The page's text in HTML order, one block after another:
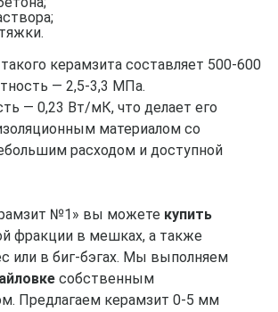
керамзита составляет 500-600
— 2,5-3,3 МПа.
— 0,23 Вт/мК, что делает его
материалом со
расходом и доступной
№1» вы можете купить
фракции в мешках, а также
или в биг-бэгах. Мы выполняем
собственным
Предлагаем керамзит 0-5 мм